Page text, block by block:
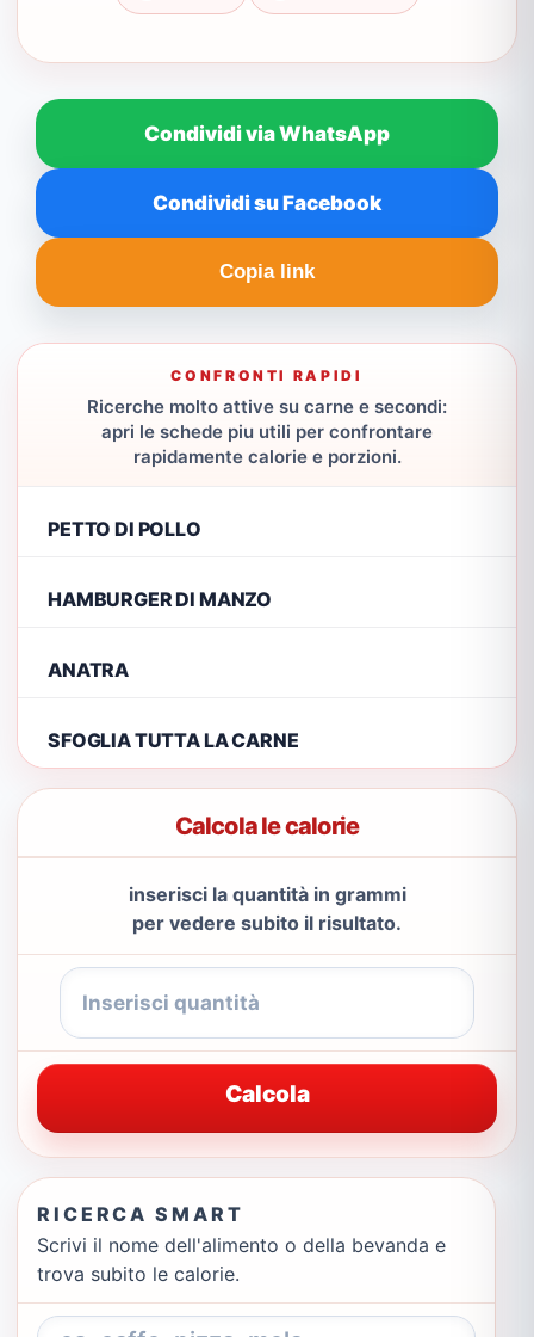
Condividi via WhatsApp
Condividi su Facebook
Copia link
CONFRONTI RAPIDI
Ricerche molto attive su carne e secondi:
apri le schede piu utili per confrontare
rapidamente calorie e porzioni.
PETTO DI POLLO
HAMBURGER DI MANZO
ANATRA
SFOGLIA TUTTA LA CARNE
Calcola le calorie
inserisci la quantità in grammi
per vedere subito il risultato.
Calcola
RICERCA SMART
Scrivi il nome dell'alimento o della bevanda e
trova subito le calorie.